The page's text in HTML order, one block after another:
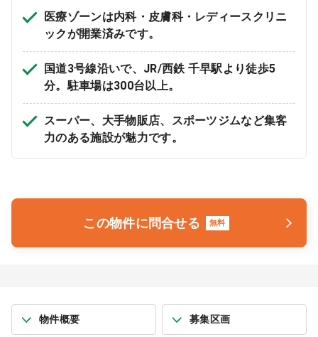
0120-315-606
医師求人
DtoDとは
お問合せ
医療ゾーンは内科・皮膚科・レディースクリニ
ックが開業済みです。
国道3号線沿いで、JR/西鉄 千早駅より徒歩5
分。駐車場は300台以上。
スーパー、大手物販店、スポーツジムなど集客
力のある施設が魅力です。
この物件に問合せる 無料
物件概要 募集区画